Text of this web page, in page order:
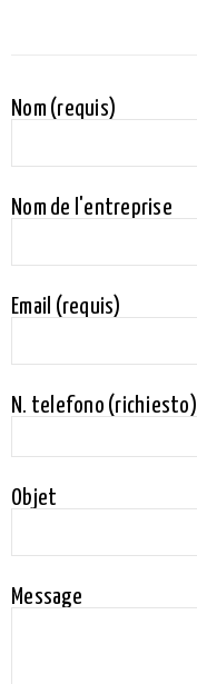
Nom (requis)
Nom de l'entreprise
Email (requis)
N. telefono (richiesto)
Objet
Message